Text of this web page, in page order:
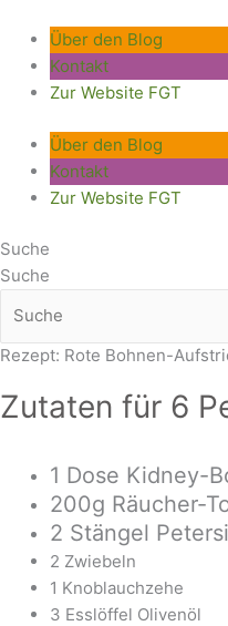
Inhalt
springen
Über den Blog
Kontakt
Zur Website FGT
Über den Blog
Kontakt
Zur Website FGT
Suche
Suche
Rezept: Rote Bohnen-
Zutaten für 6
1 Dose Kidney-
200g Räucher-
2 Stängel
2 Zwiebeln
1 Knoblauchzehe
3 Esslöffel Olivenöl